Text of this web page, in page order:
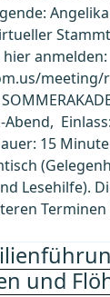
anmelden:
meeting/
15
Lesehilfe).
Terminen
und